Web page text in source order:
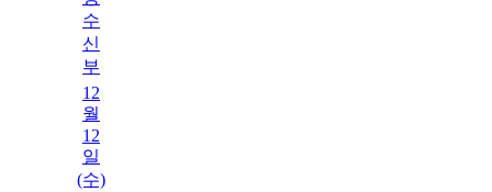
수
신
부
12
월
12
일
(수)